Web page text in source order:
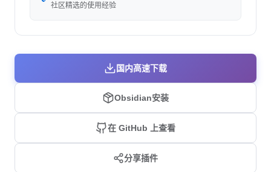
社区精选的使用经验
国内高速下载
Obsidian安装
在 GitHub 上查看
分享插件